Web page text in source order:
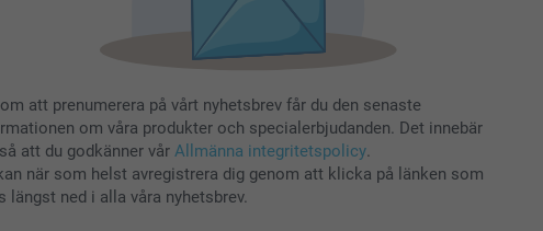
att prenumerera på vårt nyhetsbrev får du den senaste
om våra produkter och specialerbjudanden. Det innebär
att du godkänner vår Allmänna integritetspolicy.
när som helst avregistrera dig genom att klicka på länken som
längst ned i alla våra nyhetsbrev.